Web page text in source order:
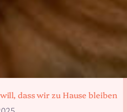
dass wir zu Hause bleiben